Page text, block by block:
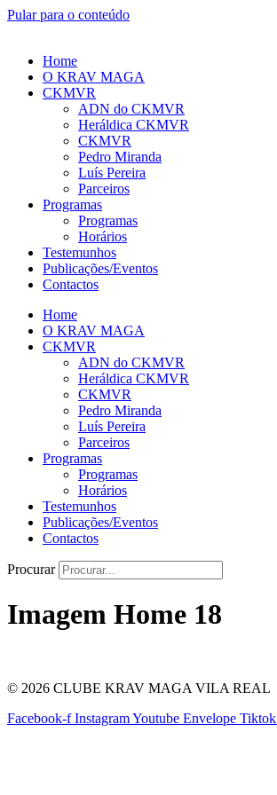
Pular para o conteúdo
Home
O KRAV MAGA
CKMVR
ADN do CKMVR
Heráldica CKMVR
CKMVR
Pedro Miranda
Luís Pereira
Parceiros
Programas
Programas
Horários
Testemunhos
Publicações/Eventos
Contactos
Home
O KRAV MAGA
CKMVR
ADN do CKMVR
Heráldica CKMVR
CKMVR
Pedro Miranda
Luís Pereira
Parceiros
Programas
Programas
Horários
Testemunhos
Publicações/Eventos
Contactos
Procurar
Imagem Home 18
© 2026 CLUBE KRAV MAGA VILA REAL
Facebook-f InstagramYoutube Envelope Tiktok